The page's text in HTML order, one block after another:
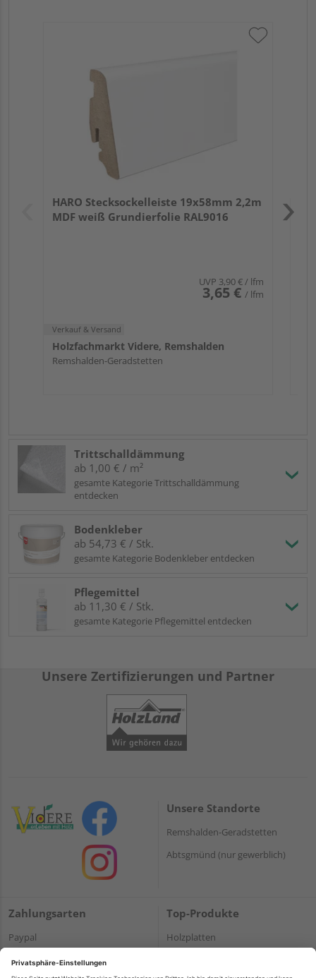
HARO Stecksockelleiste 19x58mm 2,2m
MDF weiß Grundierfolie RAL9016
UVP 3,90 €/ lfm
3,65 € / lfm
Verkauf & Versand
Holzfachmarkt Videre, Remshalden
Remshalden-Geradstetten
Trittschalldämmung
ab 1,00 € / m²
gesamte Kategorie Trittschalldämmung
entdecken
Bodenkleber
ab 54,73 € / Stk.
gesamte Kategorie Bodenkleber entdecken
Pflegemittel
ab 11,30 € / Stk.
gesamte Kategorie Pflegemittel entdecken
Unsere Zertifizierungen und Partner
Unsere Standorte
Remshalden-Geradstetten
Abtsgmünd (nur gewerblich)
Zahlungsarten
Paypal
Onlineüberweisung
Top-Produkte
Holzplatten